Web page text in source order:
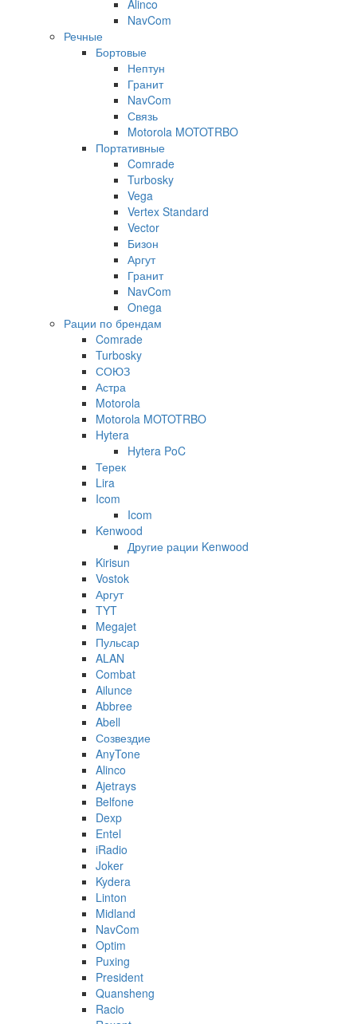
Alinco
NavCom
Речные
Бортовые
Нептун
Гранит
NavCom
Связь
Motorola MOTOTRBO
Портативные
Comrade
Turbosky
Vega
Vertex Standard
Vector
Бизон
Аргут
Гранит
NavCom
Onega
Рации по брендам
Comrade
Turbosky
СОЮЗ
Астра
Motorola
Motorola MOTOTRBO
Hytera
Hytera PoC
Терек
Lira
Icom
Icom
Kenwood
Другие рации Kenwood
Kirisun
Vostok
Аргут
TYT
Megajet
Пульсар
ALAN
Combat
Ailunce
Abbree
Abell
Созвездие
AnyTone
Alinco
Ajetrays
Belfone
Dexp
Entel
iRadio
Joker
Kydera
Linton
Midland
NavCom
Optim
Puxing
President
Quansheng
Racio